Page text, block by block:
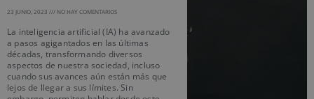
23 JUNIO, 2023 NO HAY COMENTARIOS
La inteligencia artificial (IA) ha avanzado
a pasos agigantados en las últimas
décadas, transformando diversos
aspectos de nuestra sociedad, incluso
cuando sus avances aún están más que
lejos de llegar a sus límites. Sin